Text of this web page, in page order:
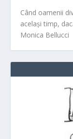
Când oamenii
același timp,
Monica Bellucci